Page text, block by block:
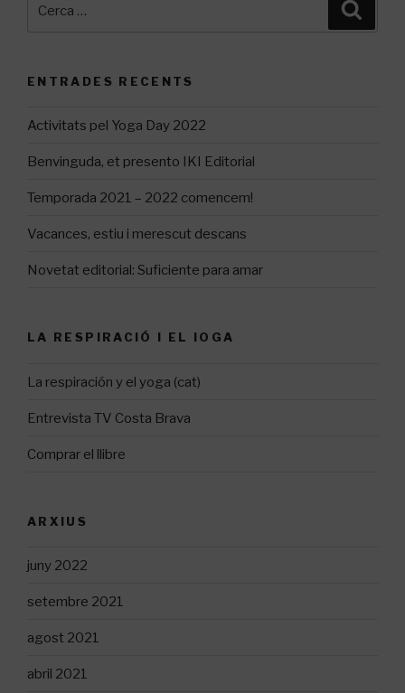
ENTRADES RECENTS
Activitats pel Yoga Day 2022
Benvinguda, et presento IKI Editorial
Temporada 2021 – 2022 comencem!
Vacances, estiu i merescut descans
Novetat editorial: Suficiente para amar
LA RESPIRACIÓ I EL IOGA
La respiración y el yoga (cat)
Entrevista TV Costa Brava
Comprar el llibre
ARXIUS
juny 2022
setembre 2021
agost 2021
abril 2021